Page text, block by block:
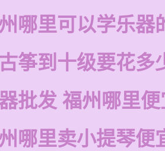
哪里可以学乐器
筝到十级要花多
批发 福州哪里
哪里卖小提琴便